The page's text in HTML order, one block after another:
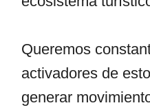
Queremos
activadores de
generar